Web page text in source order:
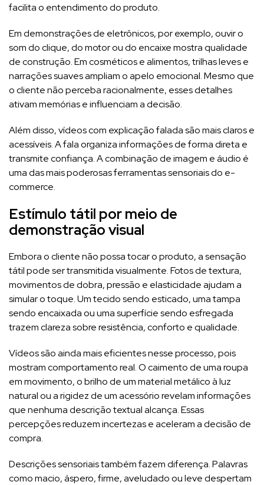
facilita o entendimento do produto.
Em demonstrações de eletrônicos, por exemplo, ouvir o
som do clique, do motor ou do encaixe mostra qualidade
de construção. Em cosméticos e alimentos, trilhas leves e
narrações suaves ampliam o apelo emocional. Mesmo que
o cliente não perceba racionalmente, esses detalhes
ativam memórias e influenciam a decisão.
Além disso, vídeos com explicação falada são mais claros e
acessíveis. A fala organiza informações de forma direta e
transmite confiança. A combinação de imagem e áudio é
uma das mais poderosas ferramentas sensoriais do e-
commerce.
Estímulo tátil por meio de
demonstração visual
Embora o cliente não possa tocar o produto, a sensação
tátil pode ser transmitida visualmente. Fotos de textura,
movimentos de dobra, pressão e elasticidade ajudam a
simular o toque. Um tecido sendo esticado, uma tampa
sendo encaixada ou uma superfície sendo esfregada
trazem clareza sobre resistência, conforto e qualidade.
Vídeos são ainda mais eficientes nesse processo, pois
mostram comportamento real. O caimento de uma roupa
em movimento, o brilho de um material metálico à luz
natural ou a rigidez de um acessório revelam informações
que nenhuma descrição textual alcança. Essas
percepções reduzem incertezas e aceleram a decisão de
compra.
Descrições sensoriais também fazem diferença. Palavras
como macio, áspero, firme, aveludado ou leve despertam